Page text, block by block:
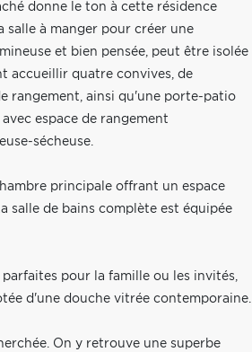
donne le ton à cette résidence
salle à manger pour créer une
et bien pensée, peut être isolée
accueillir quatre convives, de
rangement, ainsi qu'une porte-patio
espace de rangement
sécheuse.
principale offrant un espace
salle de bains complète est équipée
pour la famille ou les invités,
d'une douche vitrée contemporaine.
On y retrouve une superbe